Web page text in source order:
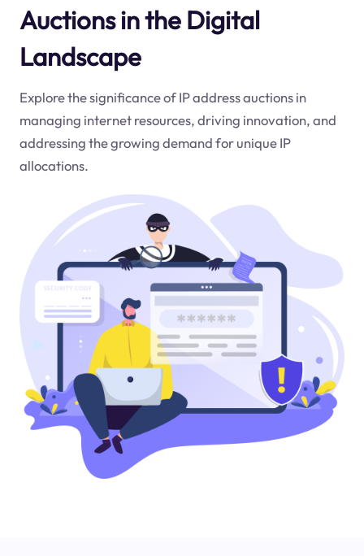
Auctions in the Digital
Landscape
Explore the significance of IP address auctions in
managing internet resources, driving innovation, and
addressing the growing demand for unique IP
allocations.